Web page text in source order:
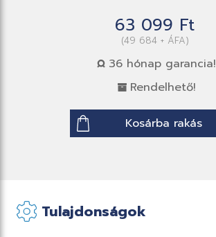
63 099 Ft
(49 684 + ÁFA)
36 hónap garancia!
Rendelhető!
Kosárba rakás
Tulajdonságok